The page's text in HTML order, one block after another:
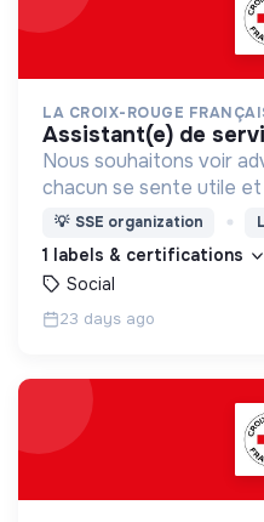
LA CROIX-ROUGE
assistant(e) de
Nous souhaitons voir
chacun se sente utile et
nous proposons des
d’engagement
💡 SSE organization
1 labels & certifications
Social
23 days ago